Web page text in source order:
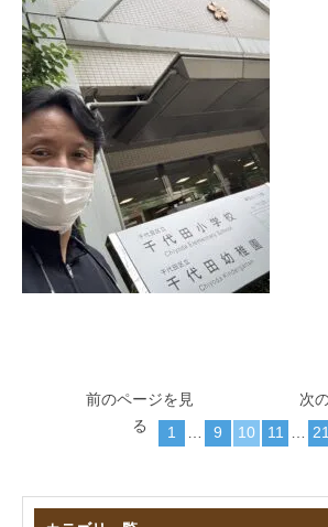
前のページを見
る
1 9 10 11 21
次